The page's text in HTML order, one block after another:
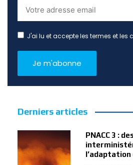
J'ai lu et accepte les termes et les
Derniers articles
PNACC 3 :